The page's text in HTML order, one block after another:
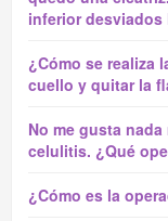
inferior desviados
¿Cómo se realiza
cuello y quitar la
No me gusta
celulitis. ¿Qué
¿Cómo es la